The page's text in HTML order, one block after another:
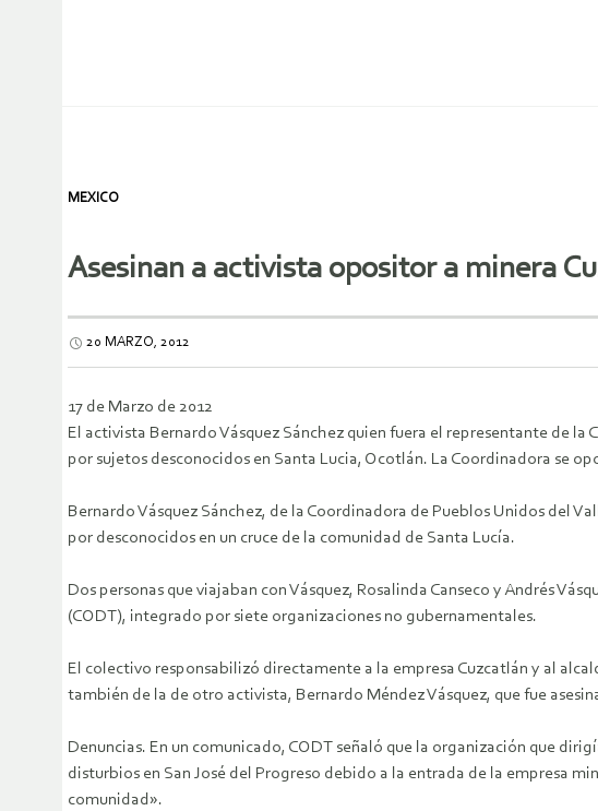
MEXICO
Asesinan a activista opositor a minera
20 MARZO, 2012
17 de Marzo de 2012
El activista Bernardo Vásquez Sánchez quien fuera el representante de
por sujetos desconocidos en Santa Lucia, Ocotlán. La Coordinadora se
Bernardo Vásquez Sánchez, de la Coordinadora de Pueblos Unidos del
por desconocidos en un cruce de la comunidad de Santa Lucía.
Dos personas que viajaban con Vásquez, Rosalinda Canseco y Andrés
(CODT), integrado por siete organizaciones no gubernamentales.
El colectivo responsabilizó directamente a la empresa Cuzcatlán y al
también de la de otro activista, Bernardo Méndez Vásquez, que fue
Denuncias. En un comunicado, CODT señaló que la organización que
disturbios en San José del Progreso debido a la entrada de la empresa
comunidad».